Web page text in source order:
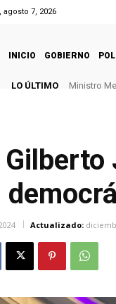
agosto 7, 2026
INICIO GOBIERNO
LO ÚLTIMO Ministro
Actualizado: